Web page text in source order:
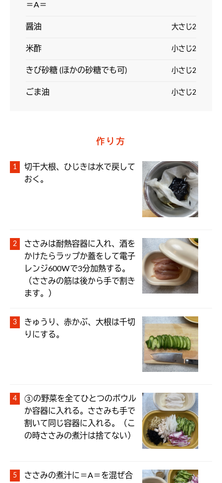
＝A＝
醤油 大さじ2
米酢 小さじ2
きび砂糖 (ほかの砂糖でも可) 小さじ2
ごま油 小さじ2
作り方
切干大根、ひじきは水で戻して
おく。
ささみは耐熱容器に入れ、酒を
かけたらラップか蓋をして電子
レンジ600Wで3分加熱する。
（ささみの筋は後から手で割き
ます。）
きゅうり、赤かぶ、大根は千切
りにする。
③の野菜を全てひとつのボウル
か容器に入れる。ささみも手で
割いて同じ容器に入れる。（こ
の時ささみの煮汁は捨てない）
ささみの煮汁に＝A＝を混ぜ合